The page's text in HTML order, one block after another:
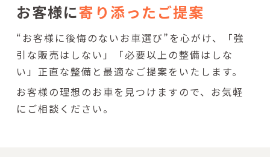
お客様に寄り添ったご提案
“お客様に後悔のないお車選び”を心がけ、「強
引な販売はしない」「必要以上の整備はしな
い」正直な整備と最適なご提案をいたします。
お客様の理想のお車を見つけますので、お気軽
にご相談ください。